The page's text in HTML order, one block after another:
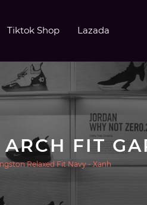
Tiktok Shop Lazada
Relaxed Fit Navy - Xanh